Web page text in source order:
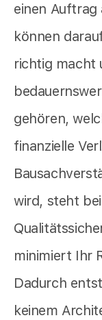
einen Auftrag
können
richtig macht
gehören,
finanzielle
wird, steht
minimiert Ihr
Dadurch
keinem